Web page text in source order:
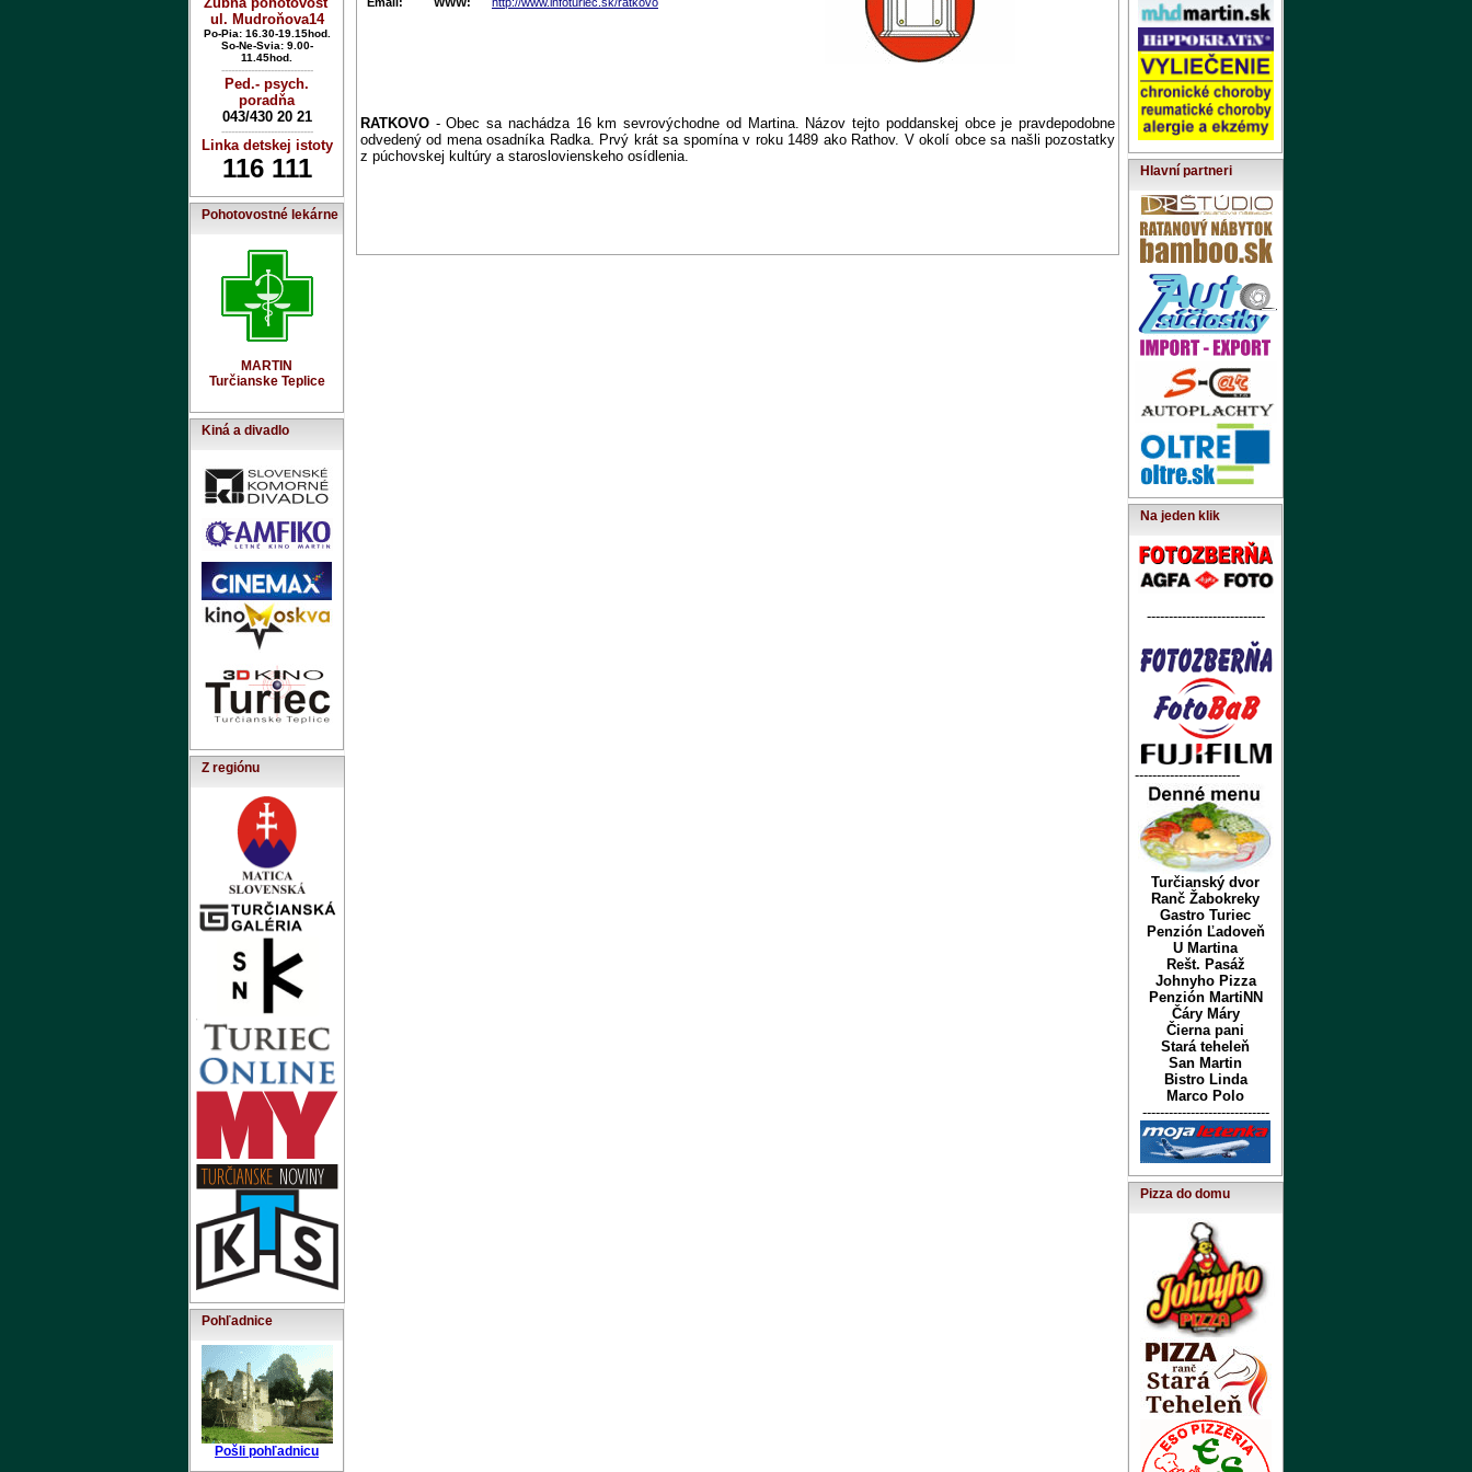
ul. Mudroňova14
Po-Pia: 16.30-19.15hod.
So-Ne-Svia: 9.00-
11.45hod.
----------------------------
Ped.- psych.
poradňa
043/430 20 21
----------------------------
Linka detskej istoty
116 111
Pohotovostné lekárne
MARTIN
Turčianske Teplice
Kiná a divadlo
Z regiónu
Pohľadnice
Pošli pohľadnicu
RATKOVO - Obec sa nachádza 16 km sevrovýchodne od Martina. Názov tejto poddanskej obce je pravdepodobne
odvedený od mena osadníka Radka. Prvý krát sa spomína v roku 1489 ako Rathov. V okolí obce sa našli pozostatky
z púchovskej kultúry a staroslovienskeho osídlenia.
Hlavní partneri
Na jeden klik
---------------------------
------------------------
Turčianský dvor
Ranč Žabokreky
Gastro Turiec
Penzión Ľadoveň
U Martina
Rešt. Pasáž
Johnyho Pizza
Penzión MartiNN
Čáry Máry
Čierna pani
Stará teheleň
San Martin
Bistro Linda
Marco Polo
-----------------------------
Pizza do domu